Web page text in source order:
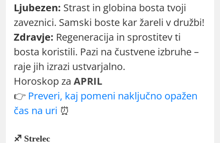
Ljubezen: Strast in globina bosta tvoji
zaveznici. Samski boste kar žareli v družbi!
Zdravje: Regeneracija in sprostitev ti
bosta koristili. Pazi na čustvene izbruhe –
raje jih izrazi ustvarjalno.
Horoskop za APRIL
👉 Preveri, kaj pomeni naključno opažen
čas na uri ⏰
♐ Strelec